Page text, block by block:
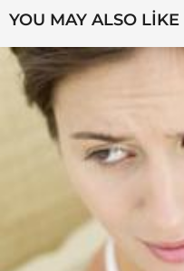
YOU MAY ALSO LIKE